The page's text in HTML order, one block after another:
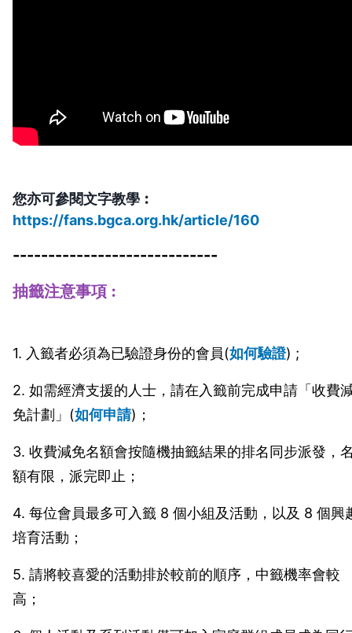
https://fans.bgca.org.hk/article/160
-----------------------------
抽籤注意事項 ︰
1. 入籤者必須為已驗證身份的會員(如何驗證) ;
2. 如需經濟支援的人士，請在入籤前完成申請「收費
免計劃」(如何申請)；
3. 收費減免名額會按隨機抽籤結果的排名同步派發，
額有限，派完即止；
4. 每位會員最多可入籤 8 個小組及活動，以及 8 個興
培育活動；
5. 請將較喜愛的活動排於較前的順序，中籤機率會較
高；